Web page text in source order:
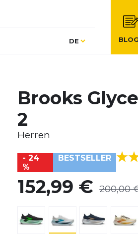
Sprache
DE BLOG
Brooks
2
Herren
- 24
%
BESTSELLER
152,99 € 200,00